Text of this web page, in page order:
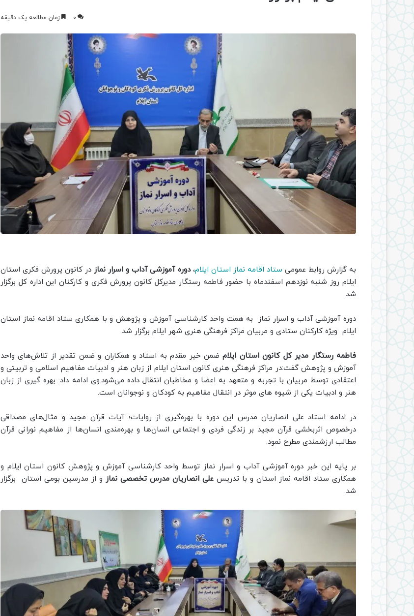
0 زمان مطالعه یک دقیقه
به گزارش روابط عمومی ستاد اقامه نماز استان ایلام،دوره آموزشی آداب و اسرار نماز در کانون پرورش فکری استان
ایلام روز شنبه نوزدهم اسفندماه با حضور فاطمه رستگار مدیرکل کانون پرورش فکری و کارکنان این اداره کل برگزار
شد.
دوره آموزشی آداب و اسرار نماز به همت واحد کارشناسی آموزش و پژوهش و با همکاری ستاد اقامه نماز استان
ایلام ویژه کارکنان ستادی و مربیان مراکز فرهنگی هنری شهر ایلام برگزار شد.
فاطمه رستگار مدیر کل کانون استان ایلامضمن خیر مقدم به استاد و همکاران و ضمن تقدیر از تلاش‌های واحد
آموزش و پژوهش گفت:در مراکز فرهنگی هنری کانون استان ایلام از زبان هنر و ادبیات مفاهیم اسلامی و تربیتی و
اعتقادی توسط مربیان با تجربه و متعهد به اعضا و مخاطبان انتقال داده می‌شود.وی ادامه داد: بهره گیری از زبان
هنر و ادبیات یکی از شیوه های موثر در انتقال مفاهیم به کودکان و نوجوانان است.
در ادامه استاد علی انصاریان مدرس این دوره با بهره‌گیری از روایات؛ آیات قرآن مجید و مثال‌های مصداقی
درخصوص اثربخشی قرآن مجید بر زندگی فردی و اجتماعی انسان‌ها و بهره‌مندی انسان‌ها از مفاهیم نورانی قرآن
مطالب ارزشمندی مطرح نمود.
بر پایه این خبر دوره آموزشی آداب و اسرار نماز توسط واحد کارشناسی آموزش و پژوهش کانون استان ایلام و
همکاری ستاد اقامه نماز استان و با تدریس علی انصاریان مدرس تخصصی نماز و از مدرسین بومی استان برگزار
شد.